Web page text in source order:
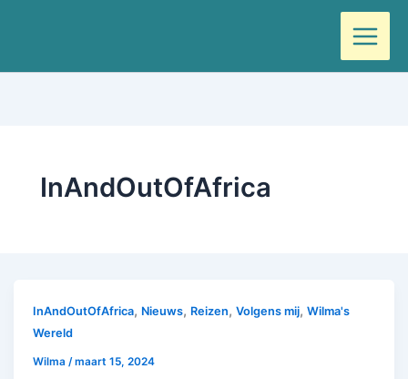
inhoud
InAndOutOfAfrica
InAndOutOfAfrica, Nieuws, Reizen,Volgens mij,Wilma's
Wereld
Wilma /maart 15, 2024